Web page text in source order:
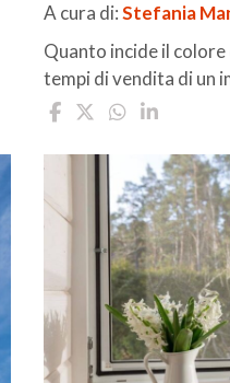
A cura di:Stefania
Quanto incide il
tempi di vendita di un